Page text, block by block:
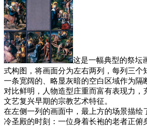
这是一幅典型的祭坛
式构图，将画面分为左右两列，每列三个
一条宽阔的、略显灰暗的空白区域作为隔
对比鲜明，人物造型庄重而富有表现力，
文艺复兴早期的宗教艺术特征。
在左侧一列的画面中，最上方的场景描绘
冷圣殿的时刻：一位身着长袍的老者正俯